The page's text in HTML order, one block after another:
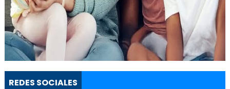
REDES SOCIALES